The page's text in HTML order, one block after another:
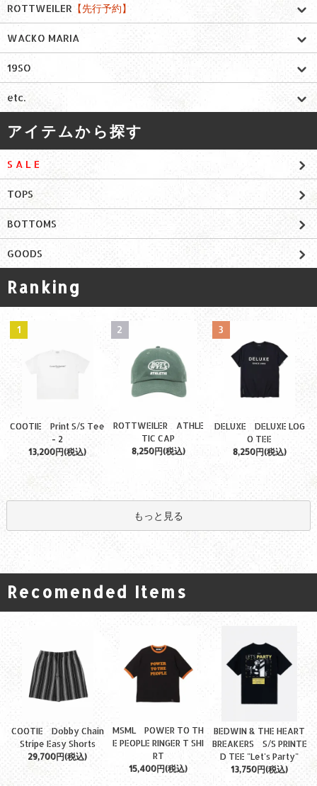
ROTTWEILER 【先行予約】
WACKO MARIA
19SO
etc.
アイテムから探す
S A L E
TOPS
BOTTOMS
GOODS
Ranking
1
COOTIE Print S/S Tee
- 2
13,200円(税込)
2
ROTTWEILER ATHLE
TIC CAP
8,250円(税込)
3
DELUXE DELUXE LOG
O TEE
8,250円(税込)
もっと見る
Recomended Items
COOTIE Dobby Chain
Stripe Easy Shorts
29,700円(税込)
MSML POWER TO TH
E PEOPLE RINGER T SHI
RT
15,400円(税込)
BEDWIN & THE HEART
BREAKERS S/S PRINTE
D TEE "Let's Party"
13,750円(税込)